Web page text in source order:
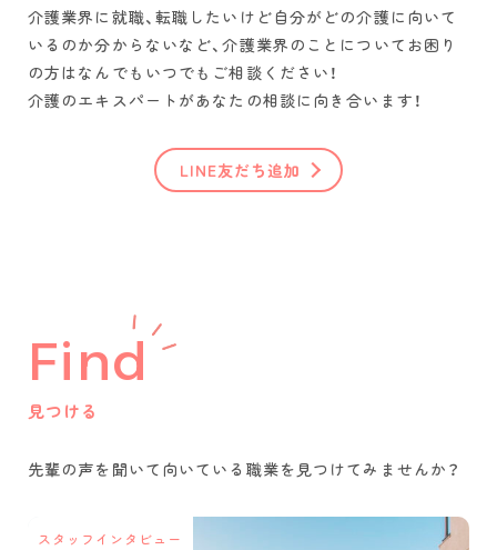
介護業界に就職、転職したいけど自分がどの介護に向いて
いるのか分からないなど、介護業界のことについてお困り
の方はなんでもいつでもご相談ください！
介護のエキスパートがあなたの相談に向き合います！
LINE友だち追加
Find
見つける
先輩の声を聞いて 向いている職業を 見つけてみませんか？
スタッフインタビュー